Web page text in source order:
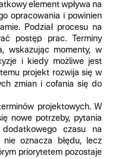
element wpływa na
opracowania i powinien
Podział procesu na
postęp prac. Terminy
wskazując momenty, w
i kiedy możliwe jest
projekt rozwija się w
zmian i cofania się do
projektowych. W
nowe potrzeby, pytania
czasu na
nie oznacza błędu, lecz
priorytetem pozostaje